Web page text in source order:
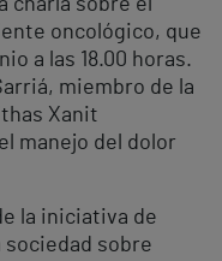
charla sobre el
oncológico, que
a las 18.00 horas.
miembro de la
Xanit
manejo del dolor
la iniciativa de
sociedad sobre